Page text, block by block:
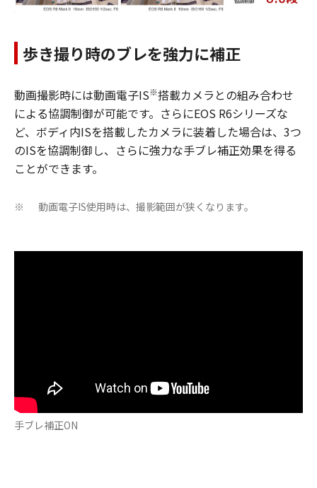
歩き撮り時のブレを強力に補正
動画撮影時には動画電子IS※搭載カメラとの組み合わせ
による協調制御が可能です。さらにEOS R6シリーズな
ど、ボディ内ISを搭載したカメラに装着した場合は、3つ
のISを協調制御し、さらに強力な手ブレ補正効果を得る
ことができます。
※ 動画電子IS使用時は、撮影範囲が狭くなります。
手ブレ補正ON